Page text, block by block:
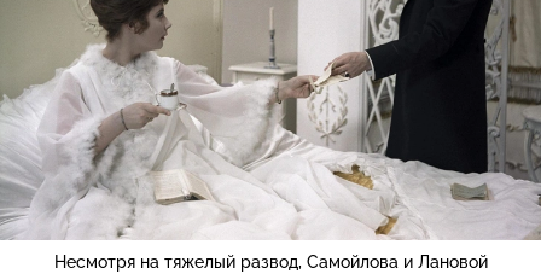
Несмотря на тяжелый развод, Самойлова и Лановой